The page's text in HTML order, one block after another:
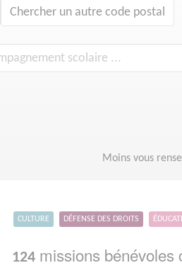
Chercher un autre code postal
Moins vous
CULTURE DÉFENSE DES DROITS
124 missions bénévoles